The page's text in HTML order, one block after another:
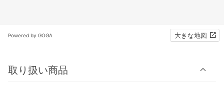
Powered by GOGA 大きな地図
取り扱い商品